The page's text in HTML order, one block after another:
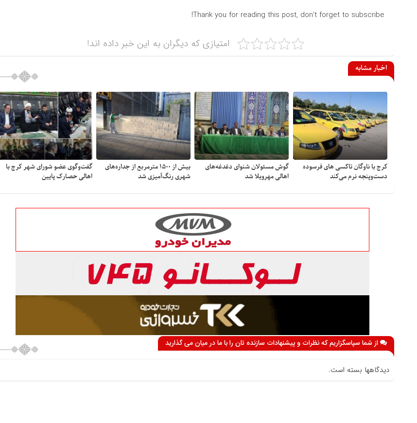
Thank you for reading this post, don't forget to subscribe!
امتیازی که دیگران به این خبر داده اند!
اخبار مشابه
کرج با ناوگان تاکسی های فرسوده
دست‌وپنجه نرم می‌کند
گوش مسئولان شنوای دغدغه‎‌های
اهالی مهرویلا شد
بیش از ۱۵۰۰ مترمربع از جداره‌های
شهری رنگ‌آمیزی شد
گفت‌وگوی عضو شورای شهر کرج با
اهالی حصارک پایین
از شما سپاسگزاریم که نظرات و پیشنهادات سازنده تان را با ما در میان می گذارید
دیدگاهها بسته است.